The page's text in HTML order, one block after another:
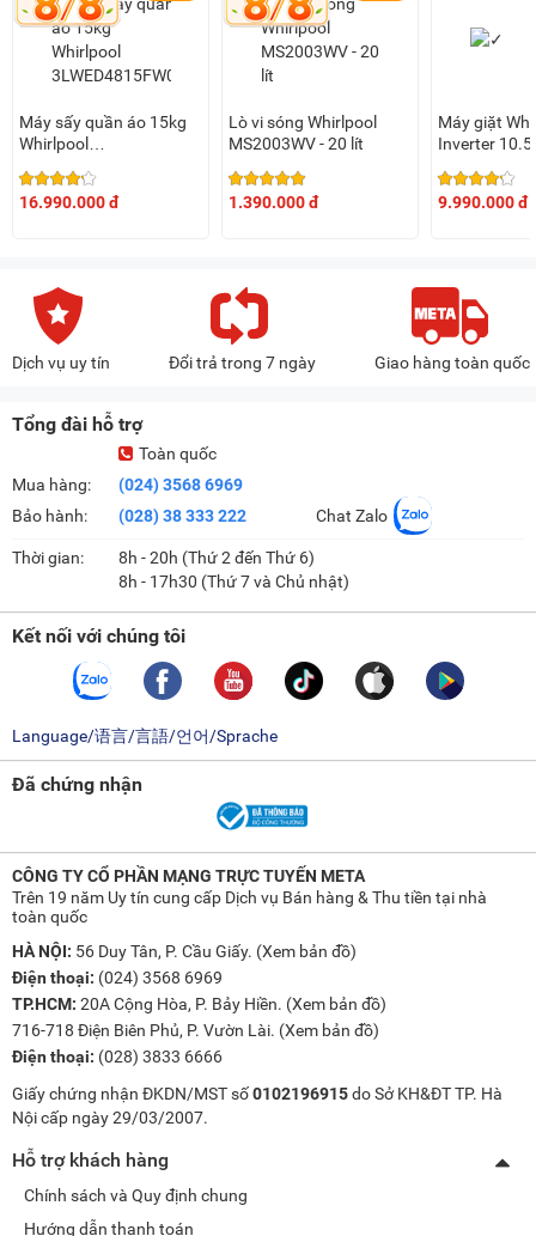
Máy sấy quần áo 15kg
Whirlpool
16.990.000 đ
Lò vi sóng Whirlpool
MS2003WV - 20 lít
1.390.000 đ
Máy giặt
Inverter
9.990.000 đ
Dịch vụ uy tín Đổi trả trong 7 ngày Giao hàng toàn quốc
Tổng đài hỗ trợ
Mua hàng:
Bảo hành:
Toàn quốc
(024) 3568 6969
(028) 38 333 222
Chat Zalo
Thời gian:
8h - 20h (Thứ 2 đến Thứ 6)
8h - 17h30 (Thứ 7 và Chủ nhật)
Kết nối với chúng tôi
Language/语言/言語/언어/Sprache
Đã chứng nhận
CÔNG TY CỔ PHẦN MẠNG TRỰC TUYẾN META
Trên 19 năm Uy tín cung cấp Dịch vụ Bán hàng & Thu tiền tại nhà
toàn quốc
HÀ NỘI: 56 Duy Tân, P. Cầu Giấy. (Xem bản đồ)
Điện thoại: (024) 3568 6969
TP.HCM: 20A Cộng Hòa, P. Bảy Hiền. (Xem bản đồ)
716-718 Điện Biên Phủ, P. Vườn Lài. (Xem bản đồ)
Điện thoại: (028) 3833 6666
Giấy chứng nhận ĐKDN/MST số0102196915do Sở KH&ĐT TP. Hà
Nội cấp ngày 29/03/2007.
Hỗ trợ khách hàng
Chính sách và Quy định chung
Hướng dẫn thanh toán